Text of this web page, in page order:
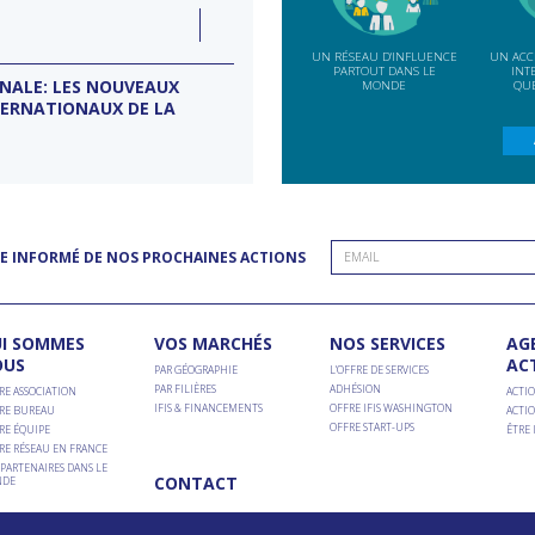
LES NOUVEAUX
DE LA
INDE
MISSION D’ENTREPRISES
UN RÉSEAU D'INFLUENCE
PARTOUT DANS LE
MONDE
UN
INFORMÉ DE NOS PROCHAINES ACTIONS
SOMMES
ASSOCIATION
BUREAU
ÉQUIPE
RÉSEAU EN FRANCE
DANS LE
VOS MARCHÉS
PAR GÉOGRAPHIE
PAR FILIÈRES
IFIS & FINANCEMENTS
NOS SERVICES
L’OFFRE DE SERVICES
ADHÉSION
OFFRE IFIS WASHINGTON
OFFRE START-UPS
ÊTRE
CONTACT